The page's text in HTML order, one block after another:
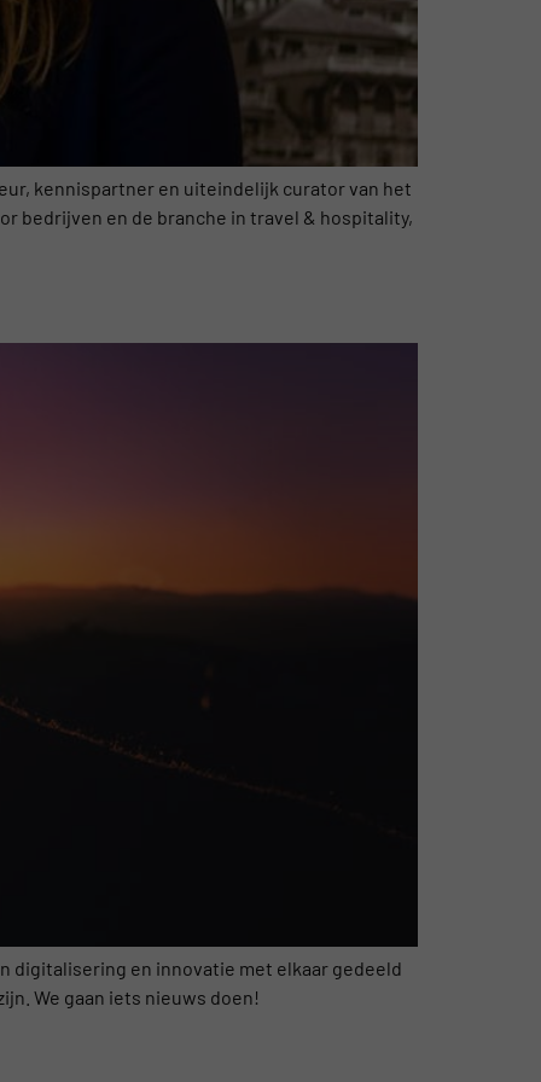
kennispartner en uiteindelijk curator van het
bedrijven en de branche in travel & hospitality,
digitalisering en innovatie met elkaar gedeeld
We gaan iets nieuws doen!